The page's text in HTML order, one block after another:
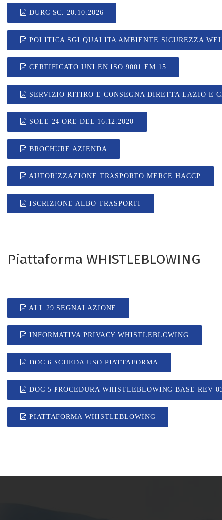
DURC SC. 20.10.2026
POLITICA SGI QUALITA AMBIENTE SICUREZZA
CERTIFICATO UNI EN ISO 9001 EM.15
SERVIZIO RITIRO E CONSEGNA DIRETTA LAZIO E
SOLE 24 ORE DEL 16.12.2020
BROCHURE AZIENDA
AUTORIZZAZIONE TRASPORTO MERCE HACCP
ISCRIZIONE ALBO TRASPORTI
Piattaforma WHISTLEBLOWING
ALL 29 SEGNALAZIONE
INFORMATIVA PRIVACY WHISTLEBLOWING
DOC 6 SCHEDA USO PIATTAFORMA
DOC 5 PROCEDURA WHISTLEBLOWING BASE REV
PIATTAFORMA WHISTLEBLOWING